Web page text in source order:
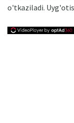
o'tkaziladi.